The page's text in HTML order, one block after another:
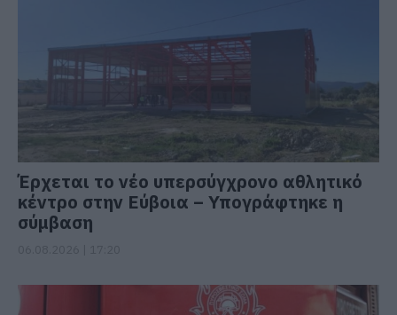
Έρχεται το νέο υπερσύγχρονο αθλητικό
κέντρο στην Εύβοια – Υπογράφτηκε η
σύμβαση